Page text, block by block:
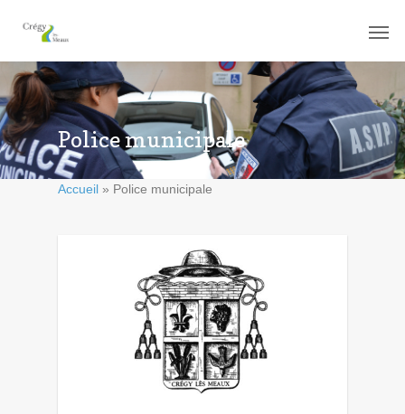
Police municipale
Accueil » Police municipale